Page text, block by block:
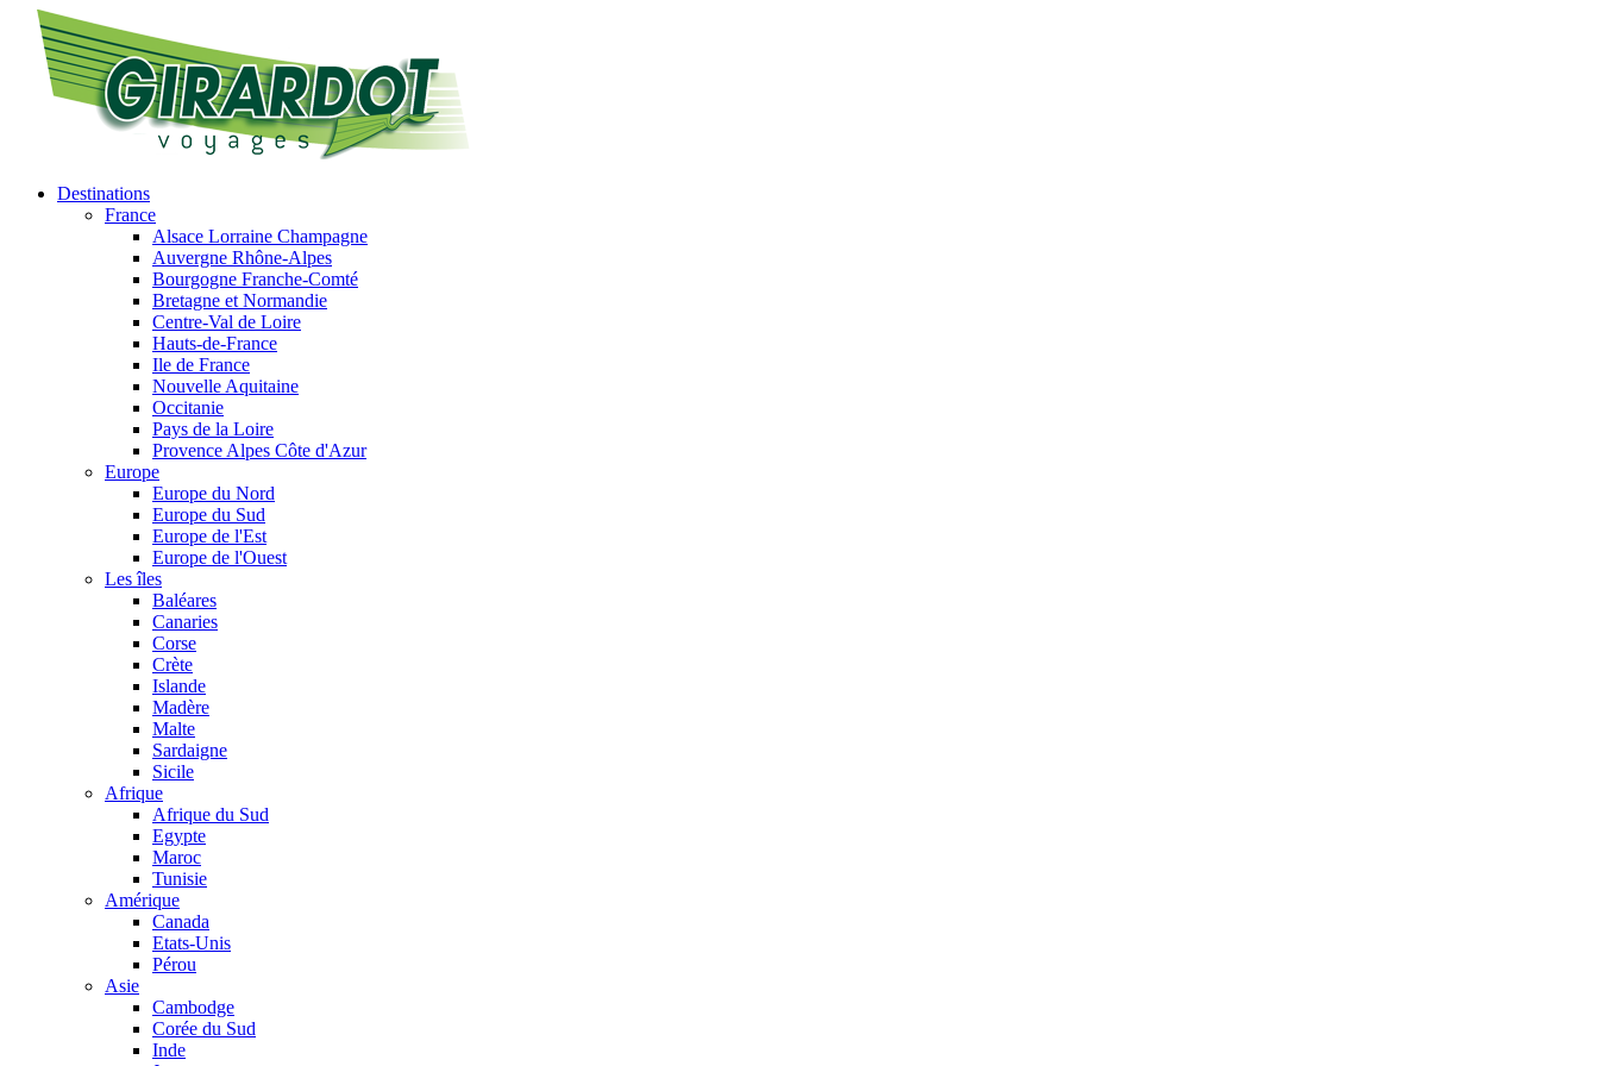
Destinations
France
Alsace Lorraine Champagne
Auvergne Rhône-Alpes
Bourgogne Franche-Comté
Bretagne et Normandie
Centre-Val de Loire
Hauts-de-France
Ile de France
Nouvelle Aquitaine
Occitanie
Pays de la Loire
Provence Alpes Côte d'Azur
Europe
Europe du Nord
Europe du Sud
Europe de l'Est
Europe de l'Ouest
Les îles
Baléares
Canaries
Corse
Crète
Islande
Madère
Malte
Sardaigne
Sicile
Afrique
Afrique du Sud
Egypte
Maroc
Tunisie
Amérique
Canada
Etats-Unis
Pérou
Asie
Cambodge
Corée du Sud
Inde